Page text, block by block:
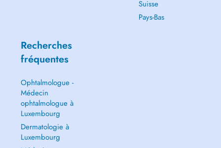
Suisse
Pays-Bas
Recherches
fréquentes
Ophtalmologue -
Médecin
ophtalmologue à
Luxembourg
Dermatologie à
Luxembourg